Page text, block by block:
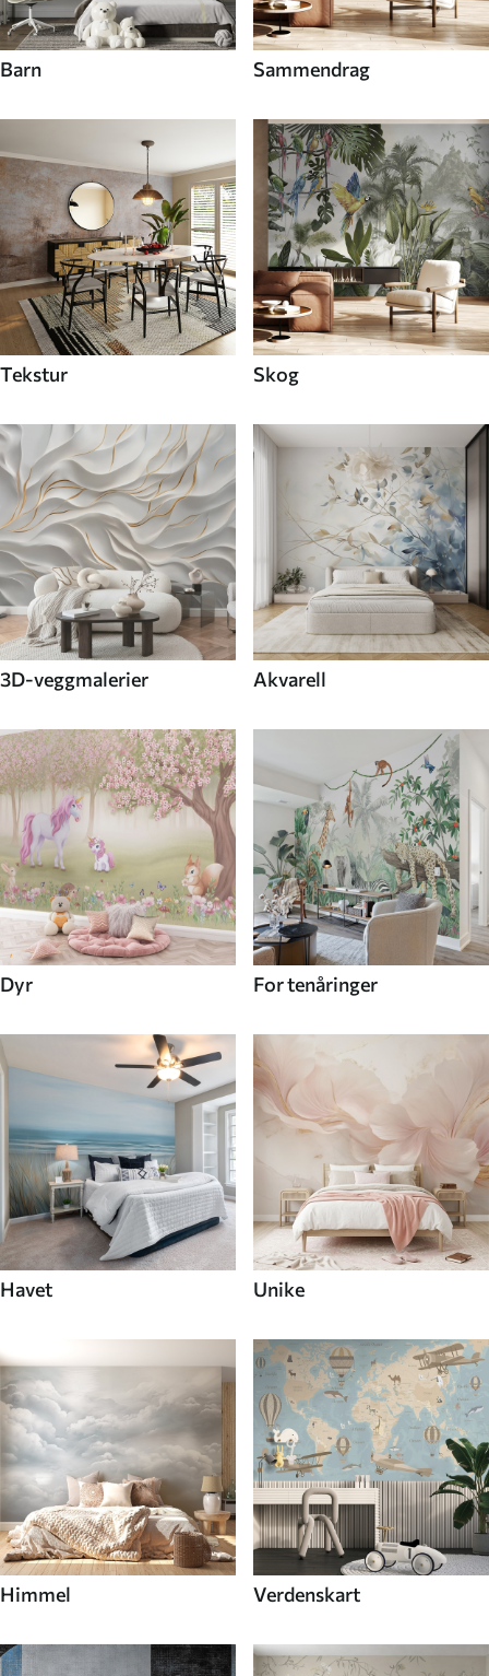
Barn Sammendrag
Tekstur Skog
3D-veggmalerier Akvarell
Dyr For tenåringer
Havet Unike
Himmel Verdenskart